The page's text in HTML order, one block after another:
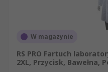
W magazynie
RS PRO Fartuch
2XL, Przycisk, Bawełna,